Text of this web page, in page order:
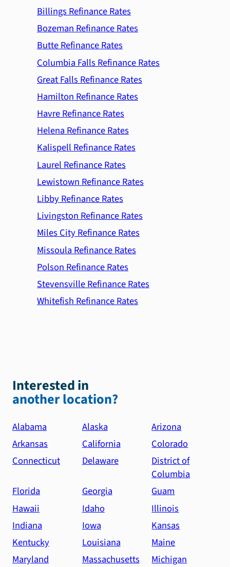
Billings Refinance Rates
Bozeman Refinance Rates
Butte Refinance Rates
Columbia Falls Refinance Rates
Great Falls Refinance Rates
Hamilton Refinance Rates
Havre Refinance Rates
Helena Refinance Rates
Kalispell Refinance Rates
Laurel Refinance Rates
Lewistown Refinance Rates
Libby Refinance Rates
Livingston Refinance Rates
Miles City Refinance Rates
Missoula Refinance Rates
Polson Refinance Rates
Stevensville Refinance Rates
Whitefish Refinance Rates
Interested in
another location?
Alabama Alaska
Arizona
Arkansas
California
Colorado
Connecticut
Delaware
District of
Columbia
Florida
Georgia
Guam
Hawaii
Idaho
Illinois
Indiana
Iowa
Kansas
Kentucky
Louisiana
Maine
Maryland
Massachusetts
Michigan